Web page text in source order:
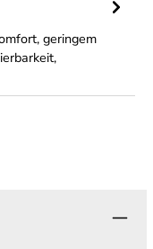
geringem